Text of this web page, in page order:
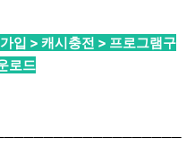
입 > 캐시충전 > 프로그램구
로드